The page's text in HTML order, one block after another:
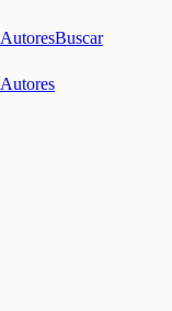
AutoresBuscar
Autores